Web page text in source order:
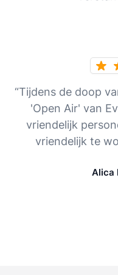
“Tijdens de doop
'Open Air' van
vriendelijk
vriendelijk te
Alica